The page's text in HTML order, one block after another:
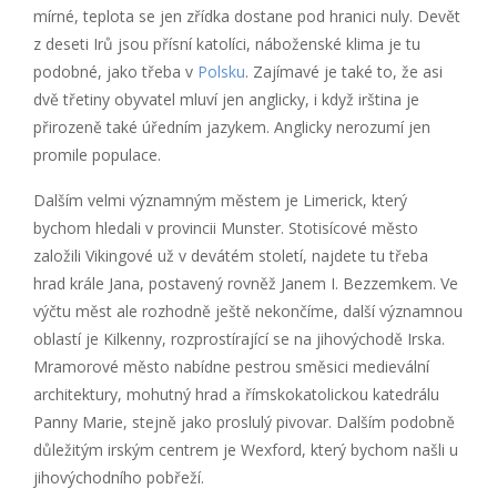
mírné, teplota se jen zřídka dostane pod hranici nuly. Devět
z deseti Irů jsou přísní katolíci, náboženské klima je tu
podobné, jako třeba v Polsku. Zajímavé je také to, že asi
dvě třetiny obyvatel mluví jen anglicky, i když irština je
přirozeně také úředním jazykem. Anglicky nerozumí jen
promile populace.
Dalším velmi významným městem je Limerick, který
bychom hledali v provincii Munster. Stotisícové město
založili Vikingové už v devátém století, najdete tu třeba
hrad krále Jana, postavený rovněž Janem I. Bezzemkem. Ve
výčtu měst ale rozhodně ještě nekončíme, další významnou
oblastí je Kilkenny, rozprostírající se na jihovýchodě Irska.
Mramorové město nabídne pestrou směsici medievální
architektury, mohutný hrad a římskokatolickou katedrálu
Panny Marie, stejně jako proslulý pivovar. Dalším podobně
důležitým irským centrem je Wexford, který bychom našli u
jihovýchodního pobřeží.